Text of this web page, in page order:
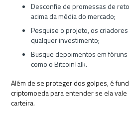
Desconfie de promessas de
acima da média do mercado;
Pesquise o projeto, os
qualquer investimento;
Busque depoimentos em
como o BitcoinTalk.
Além de se proteger dos golpes, é
criptomoeda para entender se ela vale
carteira.